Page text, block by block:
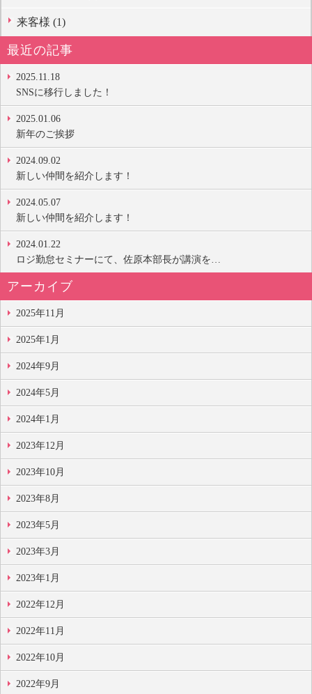
来客様 (1)
最近の記事
2025.11.18
SNSに移行しました！
2025.01.06
新年のご挨拶
2024.09.02
新しい仲間を紹介します！
2024.05.07
新しい仲間を紹介します！
2024.01.22
ロジ勤怠セミナーにて、佐原本部長が講演を…
アーカイブ
2025年11月
2025年1月
2024年9月
2024年5月
2024年1月
2023年12月
2023年10月
2023年8月
2023年5月
2023年3月
2023年1月
2022年12月
2022年11月
2022年10月
2022年9月